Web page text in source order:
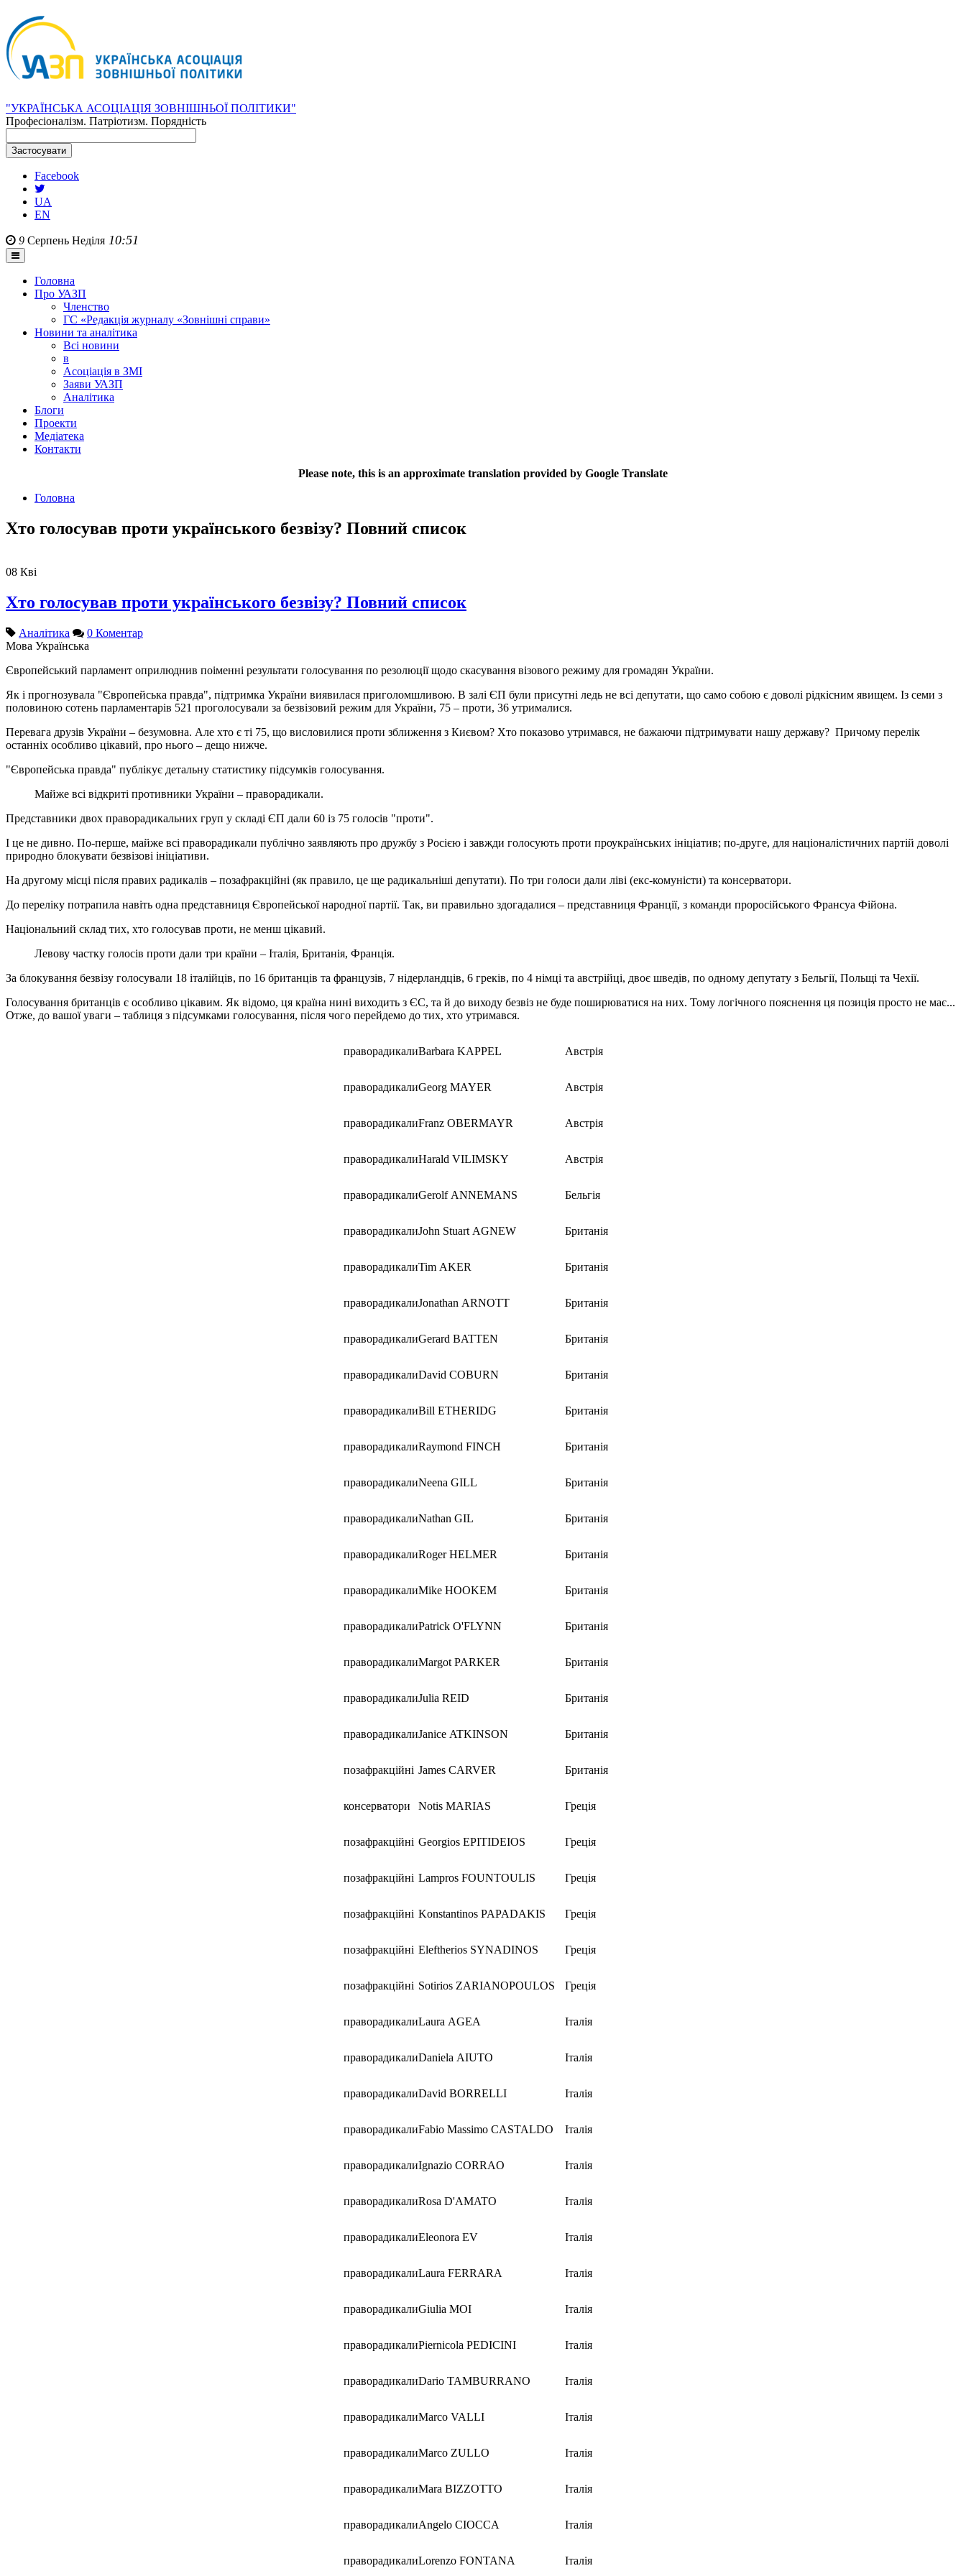
"УКРАЇНСЬКА АСОЦІАЦІЯ ЗОВНІШНЬОЇ ПОЛІТИКИ"
Професіоналізм. Патріотизм. Порядність
Facebook
UA
EN
9 Серпень Неділя 10:51
Головна
Про УАЗП
Членство
ГС «Редакція журналу «Зовнішні справи»
Новини та аналітика
Всі новини
в
Асоціація в ЗМІ
Заяви УАЗП
Аналітика
Блоги
Проекти
Медіатека
Контакти
Please note, this is an approximate translation provided by Google Translate
Головна
Хто голосував проти українського безвізу? Повний список
08 Кві
Хто голосував проти українського безвізу? Повний список
Аналітика
0 Коментар
Мова Українська
Європейський парламент оприлюднив поіменні результати голосування по резолюції щодо скасування візового режиму для громадян України.
Як і прогнозувала "Європейська правда", підтримка України виявилася приголомшливою. В залі ЄП були присутні ледь не всі депутати, що само собою є доволі рідкісним явищем. Із семи з
половиною сотень парламентарів 521 проголосували за безвізовий режим для України, 75 – проти, 36 утрималися.
Перевага друзів України – безумовна. Але хто є ті 75, що висловилися проти зближення з Києвом? Хто показово утримався, не бажаючи підтримувати нашу державу? Причому перелік
останніх особливо цікавий, про нього – дещо нижче.
"Європейська правда" публікує детальну статистику підсумків голосування.
Майже всі відкриті противники України – праворадикали.
Представники двох праворадикальних груп у складі ЄП дали 60 із 75 голосів "проти".
І це не дивно. По-перше, майже всі праворадикали публічно заявляють про дружбу з Росією і завжди голосують проти проукраїнських ініціатив; по-друге, для націоналістичних партій доволі
природно блокувати безвізові ініціативи.
На другому місці після правих радикалів – позафракційні (як правило, це ще радикальніші депутати). По три голоси дали ліві (екс-комуністи) та консерватори.
До переліку потрапила навіть одна представниця Європейської народної партії. Так, ви правильно здогадалися – представниця Франції, з команди проросійського Франсуа Фійона.
Національний склад тих, хто голосував проти, не менш цікавий.
Левову частку голосів проти дали три країни – Італія, Британія, Франція.
За блокування безвізу голосували 18 італійців, по 16 британців та французів, 7 нідерландців, 6 греків, по 4 німці та австрійці, двоє шведів, по одному депутату з Бельгії, Польщі та Чехії.
Голосування британців є особливо цікавим. Як відомо, ця країна нині виходить з ЄС, та й до виходу безвіз не буде поширюватися на них. Тому логічного пояснення ця позиція просто не має...
Отже, до вашої уваги – таблиця з підсумками голосування, після чого перейдемо до тих, хто утримався.
праворадикалиBarbara KAPPEL Австрія
праворадикалиGeorg MAYER Австрія
праворадикалиFranz OBERMAYR Австрія
праворадикалиHarald VILIMSKY Австрія
праворадикалиGerolf ANNEMANS Бельгія
праворадикалиJohn Stuart AGNEW Британія
праворадикалиTim AKER Британія
праворадикалиJonathan ARNOTT Британія
праворадикалиGerard BATTEN Британія
праворадикалиDavid COBURN Британія
праворадикалиBill ETHERIDG Британія
праворадикалиRaymond FINCH Британія
праворадикалиNeena GILL Британія
праворадикалиNathan GIL Британія
праворадикалиRoger HELMER Британія
праворадикалиMike HOOKEM Британія
праворадикалиPatrick O'FLYNN Британія
праворадикалиMargot PARKER Британія
праворадикалиJulia REID Британія
праворадикалиJanice ATKINSON Британія
позафракційні James CARVER Британія
консерватори Notis MARIAS Греція
позафракційні Georgios EPITIDEIOS Греція
позафракційні Lampros FOUNTOULIS Греція
позафракційні Konstantinos PAPADAKIS Греція
позафракційні Eleftherios SYNADINOS Греція
позафракційні Sotirios ZARIANOPOULOS Греція
праворадикалиLaura AGEA Італія
праворадикалиDaniela AIUTO Італія
праворадикалиDavid BORRELLI Італія
праворадикалиFabio Massimo CASTALDO Італія
праворадикалиIgnazio CORRAO Італія
праворадикалиRosa D'AMATO Італія
праворадикалиEleonora EV Італія
праворадикалиLaura FERRARA Італія
праворадикалиGiulia MOI Італія
праворадикалиPiernicola PEDICINI Італія
праворадикалиDario TAMBURRANO Італія
праворадикалиMarco VALLI Італія
праворадикалиMarco ZULLO Італія
праворадикалиMara BIZZOTTO Італія
праворадикалиAngelo CIOCCA Італія
праворадикалиLorenzo FONTANA Італія